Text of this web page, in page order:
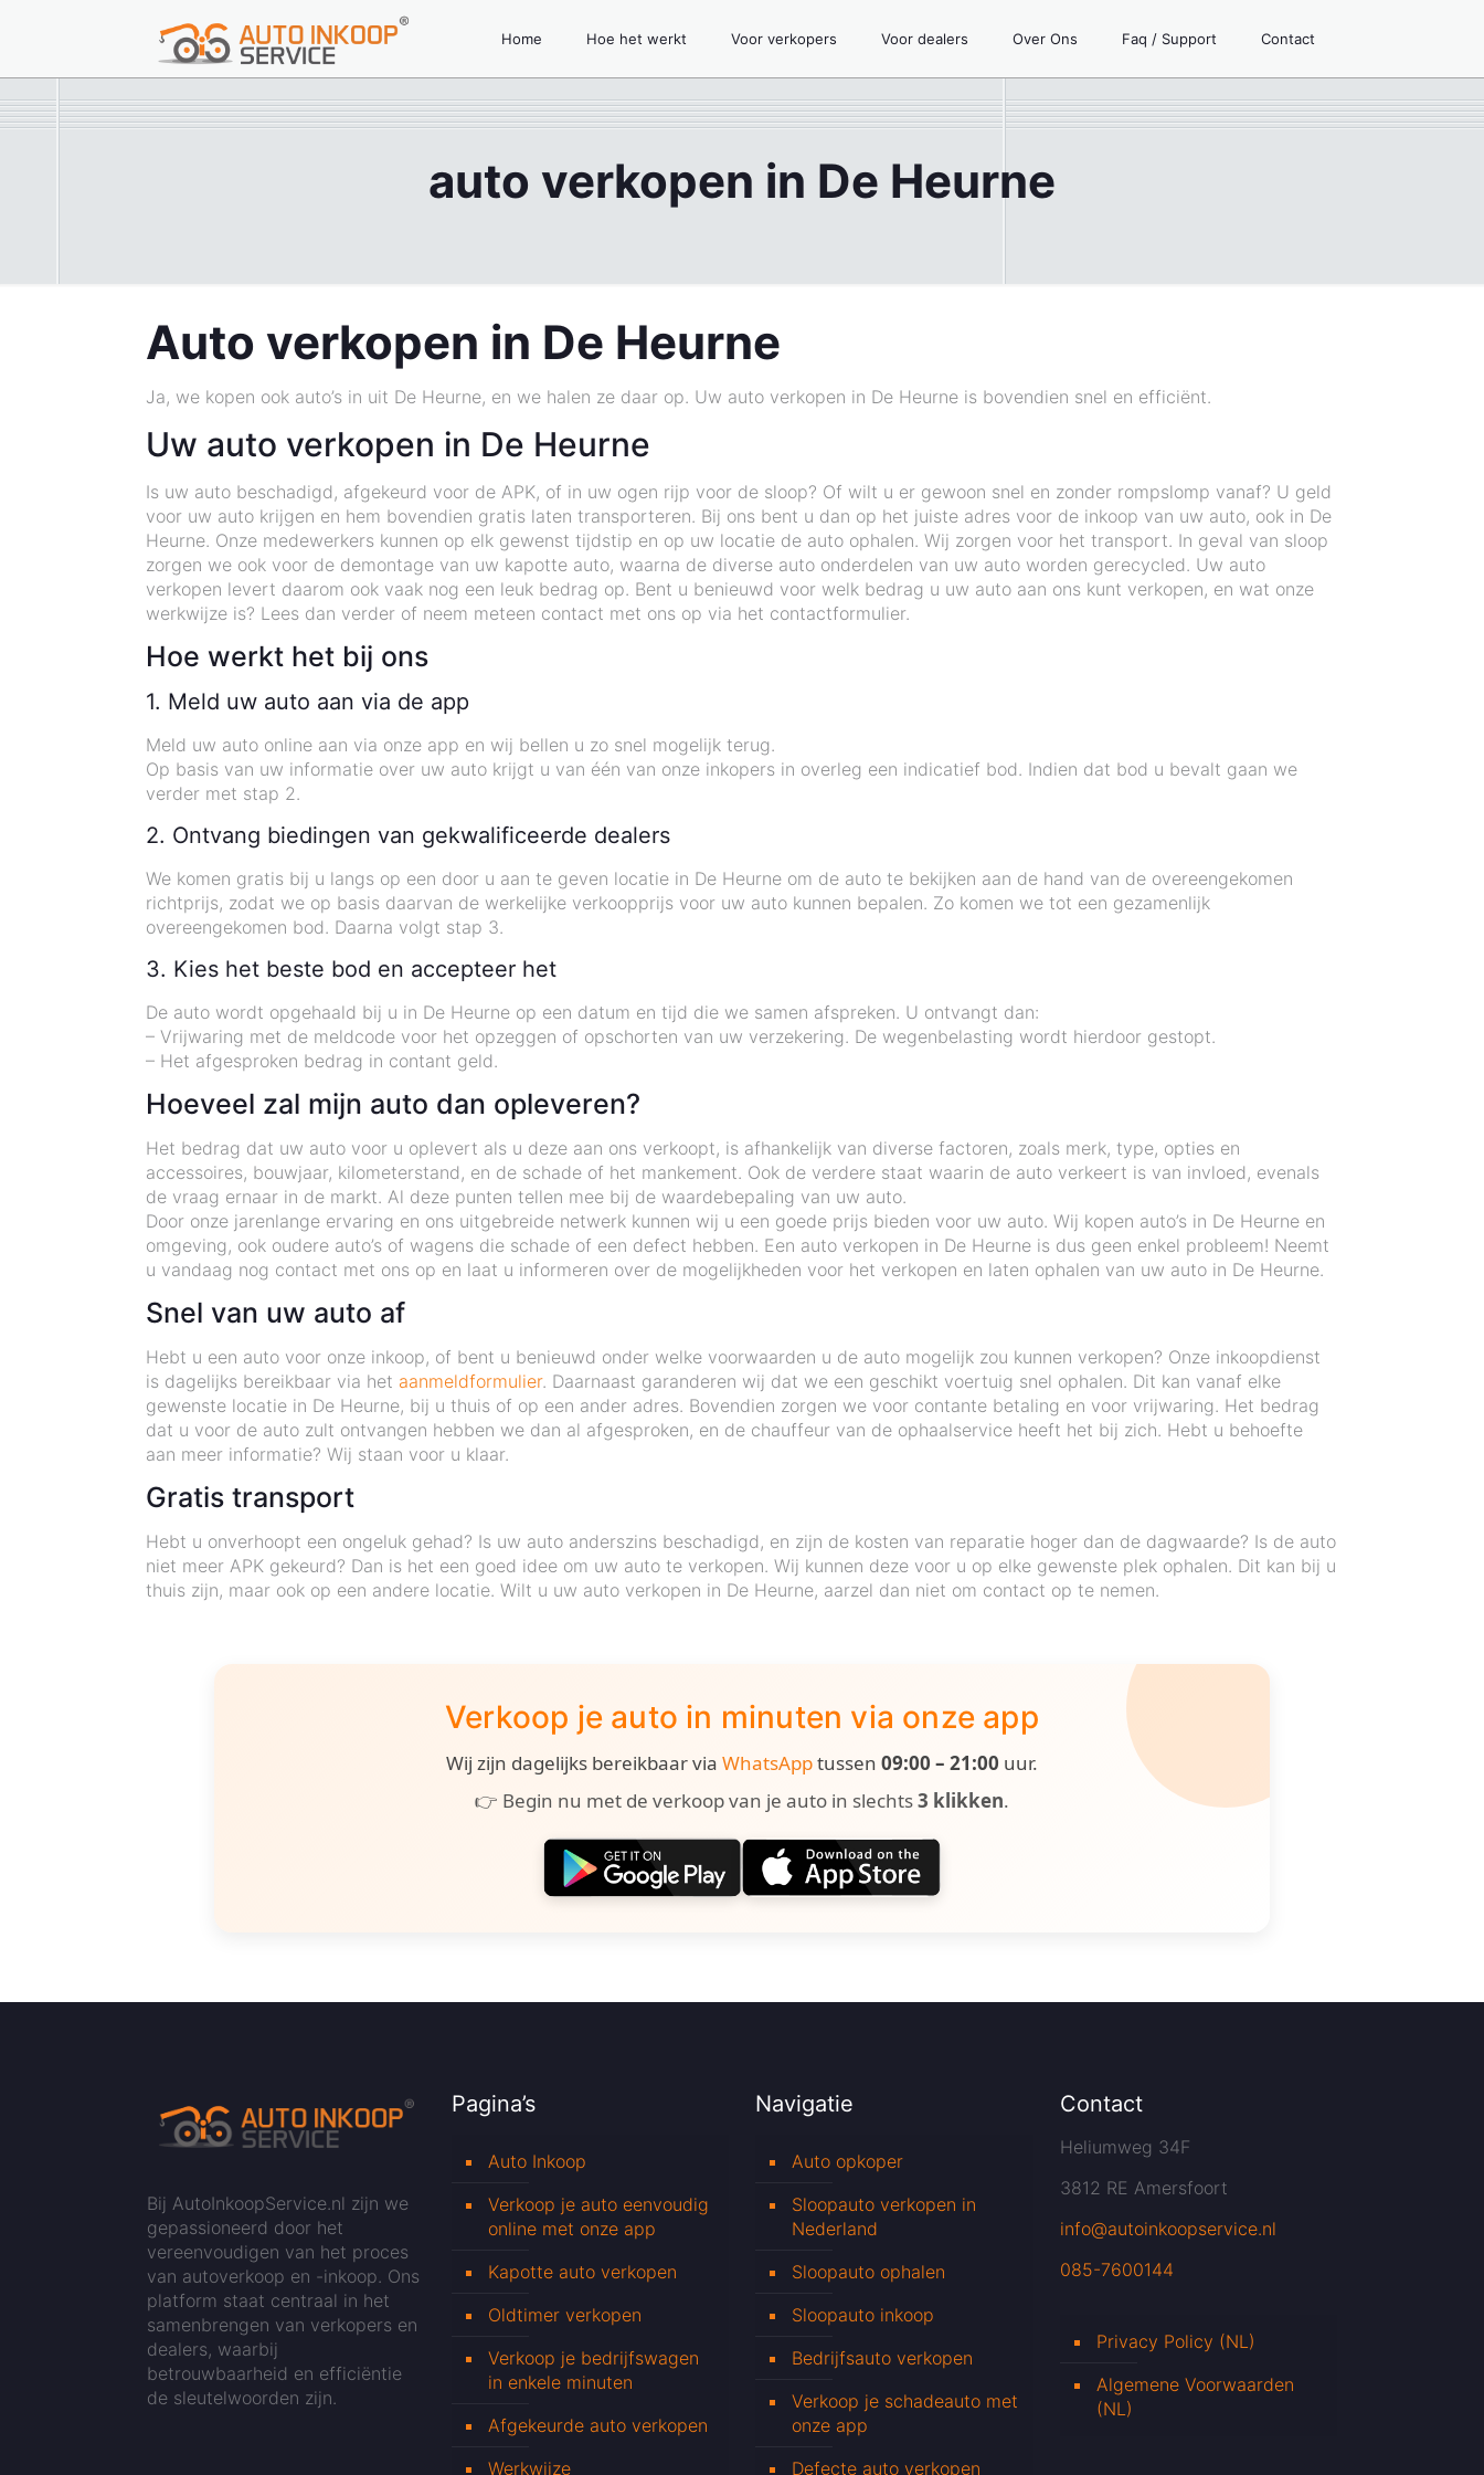
Home Hoe het werkt Voor verkopers Voor dealers Over Ons Faq / Support Contact
auto verkopen in De Heurne
Auto verkopen in De Heurne
Ja, we kopen ook auto’s in uit De Heurne, en we halen ze daar op. Uw auto verkopen in De Heurne is bovendien snel en efficiënt.
Uw auto verkopen in De Heurne
Is uw auto beschadigd, afgekeurd voor de APK, of in uw ogen rijp voor de sloop? Of wilt u er gewoon snel en zonder rompslomp vanaf? U geld
voor uw auto krijgen en hem bovendien gratis laten transporteren. Bij ons bent u dan op het juiste adres voor de inkoop van uw auto, ook in De
Heurne. Onze medewerkers kunnen op elk gewenst tijdstip en op uw locatie de auto ophalen. Wij zorgen voor het transport. In geval van sloop
zorgen we ook voor de demontage van uw kapotte auto, waarna de diverse auto onderdelen van uw auto worden gerecycled. Uw auto
verkopen levert daarom ook vaak nog een leuk bedrag op. Bent u benieuwd voor welk bedrag u uw auto aan ons kunt verkopen, en wat onze
werkwijze is? Lees dan verder of neem meteen contact met ons op via het contactformulier.
Hoe werkt het bij ons
1. Meld uw auto aan via de app
Meld uw auto online aan via onze app en wij bellen u zo snel mogelijk terug.
Op basis van uw informatie over uw auto krijgt u van één van onze inkopers in overleg een indicatief bod. Indien dat bod u bevalt gaan we
verder met stap 2.
2. Ontvang biedingen van gekwalificeerde dealers
We komen gratis bij u langs op een door u aan te geven locatie in De Heurne om de auto te bekijken aan de hand van de overeengekomen
richtprijs, zodat we op basis daarvan de werkelijke verkoopprijs voor uw auto kunnen bepalen. Zo komen we tot een gezamenlijk
overeengekomen bod. Daarna volgt stap 3.
3. Kies het beste bod en accepteer het
De auto wordt opgehaald bij u in De Heurne op een datum en tijd die we samen afspreken. U ontvangt dan:
– Vrijwaring met de meldcode voor het opzeggen of opschorten van uw verzekering. De wegenbelasting wordt hierdoor gestopt.
– Het afgesproken bedrag in contant geld.
Hoeveel zal mijn auto dan opleveren?
Het bedrag dat uw auto voor u oplevert als u deze aan ons verkoopt, is afhankelijk van diverse factoren, zoals merk, type, opties en
accessoires, bouwjaar, kilometerstand, en de schade of het mankement. Ook de verdere staat waarin de auto verkeert is van invloed, evenals
de vraag ernaar in de markt. Al deze punten tellen mee bij de waardebepaling van uw auto.
Door onze jarenlange ervaring en ons uitgebreide netwerk kunnen wij u een goede prijs bieden voor uw auto. Wij kopen auto’s in De Heurne en
omgeving, ook oudere auto’s of wagens die schade of een defect hebben. Een auto verkopen in De Heurne is dus geen enkel probleem! Neemt
u vandaag nog contact met ons op en laat u informeren over de mogelijkheden voor het verkopen en laten ophalen van uw auto in De Heurne.
Snel van uw auto af
Hebt u een auto voor onze inkoop, of bent u benieuwd onder welke voorwaarden u de auto mogelijk zou kunnen verkopen? Onze inkoopdienst
is dagelijks bereikbaar via het aanmeldformulier. Daarnaast garanderen wij dat we een geschikt voertuig snel ophalen. Dit kan vanaf elke
gewenste locatie in De Heurne, bij u thuis of op een ander adres. Bovendien zorgen we voor contante betaling en voor vrijwaring. Het bedrag
dat u voor de auto zult ontvangen hebben we dan al afgesproken, en de chauffeur van de ophaalservice heeft het bij zich. Hebt u behoefte
aan meer informatie? Wij staan voor u klaar.
Gratis transport
Hebt u onverhoopt een ongeluk gehad? Is uw auto anderszins beschadigd, en zijn de kosten van reparatie hoger dan de dagwaarde? Is de auto
niet meer APK gekeurd? Dan is het een goed idee om uw auto te verkopen. Wij kunnen deze voor u op elke gewenste plek ophalen. Dit kan bij u
thuis zijn, maar ook op een andere locatie. Wilt u uw auto verkopen in De Heurne, aarzel dan niet om contact op te nemen.
Verkoop je auto in minuten via onze app
Wij zijn dagelijks bereikbaar via WhatsApptussen 09:00 – 21:00 uur.
👉 Begin nu met de verkoop van je auto in slechts3 klikken.
Bij AutoInkoopService.nl zijn we
gepassioneerd door het
vereenvoudigen van het proces
van autoverkoop en -inkoop. Ons
platform staat centraal in het
samenbrengen van verkopers en
dealers, waarbij
betrouwbaarheid en efficiëntie
de sleutelwoorden zijn.
Pagina’s
Auto Inkoop
Verkoop je auto eenvoudig
online met onze app
Kapotte auto verkopen
Oldtimer verkopen
Verkoop je bedrijfswagen
in enkele minuten
Afgekeurde auto verkopen
Werkwijze
Navigatie
Auto opkoper
Sloopauto verkopen in
Nederland
Sloopauto ophalen
Sloopauto inkoop
Bedrijfsauto verkopen
Verkoop je schadeauto met
onze app
Defecte auto verkopen
Contact
Heliumweg 34F
3812 RE Amersfoort
info@autoinkoopservice.nl
085-7600144
Privacy Policy (NL)
Algemene Voorwaarden
(NL)